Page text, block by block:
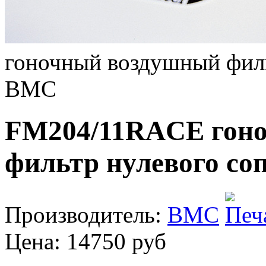
гоночный воздушный
BMC
FM204/11RACE
фильтр нулевого
Производитель: BMC
Цена: 14750 руб